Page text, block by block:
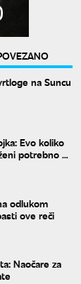
na Suncu
Evo koliko
potrebno da
odlukom
ove reči
Naočare za